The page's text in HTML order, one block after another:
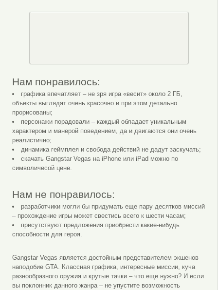
Нам понравилось:
графика впечатляет – не зря игра «весит» около 2 ГБ,
объекты выглядят очень красочно и при этом детально
прорисованы;
персонажи порадовали – каждый обладает уникальным
характером и манерой поведением, да и двигаются они очень
реалистично;
динамика геймплея и свобода действий не дадут заскучать;
скачать Gangstar Vegas на iPhone или iPad можно по
символичесой цене.
Нам не понравилось:
разработчики могли бы придумать еще пару десятков миссий
– прохождение игры может свестись всего к шести часам;
присутствуют предложения приобрести какие-нибудь
способности для героя.
Gangstar Vegas является достойным представителем экшенов
наподобие GTA. Классная графика, интересные миссии, куча
разнообразного оружия и крутые тачки – что еще нужно? И если
вы поклонник данного жанра – не упустите возможность